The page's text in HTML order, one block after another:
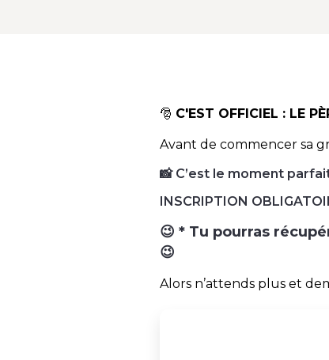
🎅 C'EST OFFICIEL : LE
Avant de commencer sa
📸 C’est le moment
INSCRIPTION
😉 * Tu pourras
😉
Alors n’attends plus et